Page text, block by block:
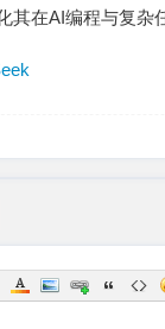
其在AI编程与复杂